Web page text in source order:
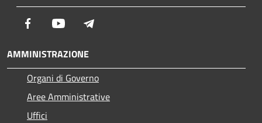
Facebook Youtube
AMMINISTRAZIONE
Organi di Governo
Aree Amministrative
Uffici